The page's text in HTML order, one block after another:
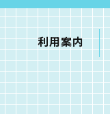
利用案内